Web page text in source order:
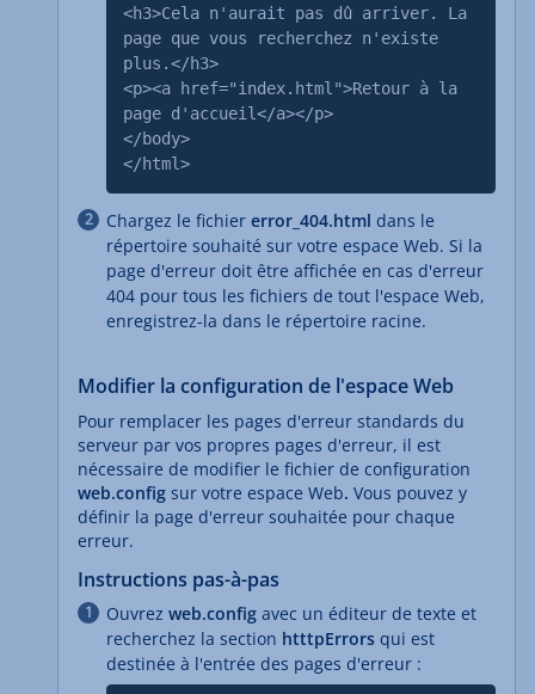
<h3>Cela n'aurait pas dû arriver. La
page que vous recherchez n'existe
plus.</h3>
<p><a href="index.html">Retour à la
page d'accueil</a></p>
</body>
</html>
Chargez le fichier error_404.html dans le
répertoire souhaité sur votre espace Web. Si la
page d'erreur doit être affichée en cas d'erreur
404 pour tous les fichiers de tout l'espace Web,
enregistrez-la dans le répertoire racine.
Modifier la configuration de l'espace Web
Pour remplacer les pages d'erreur standards du
serveur par vos propres pages d'erreur, il est
nécessaire de modifier le fichier de configuration
web.config sur votre espace Web. Vous pouvez y
définir la page d'erreur souhaitée pour chaque
erreur.
Instructions pas-à-pas
Ouvrez web.config avec un éditeur de texte et
recherchez la section htttpErrors qui est
destinée à l'entrée des pages d'erreur :